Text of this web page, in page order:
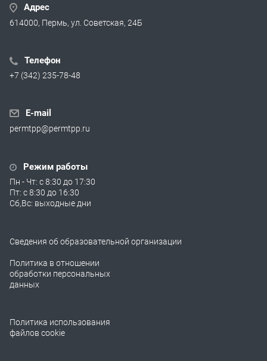
Адрес
614000, Пермь, ул. Советская, 24Б
Телефон
+7 (342) 235-78-48
E-mail
permtpp@permtpp.ru
Режим работы
Пн - Чт: с 8:30 до 17:30
Пт: с 8:30 до 16:30
Сб,Вс: выходные дни
Сведения об образовательной организации
Политика в отношении
обработки персональных
данных
Политика использования
файлов cookie